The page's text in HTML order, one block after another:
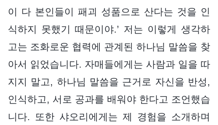
이 다 본인들이 패괴 성품으로 산다는 것을 인
식하지 못했기 때문이야.’ 저는 이렇게 생각하
고는 조화로운 협력에 관계된 하나님 말씀을 찾
아서 읽었습니다. 자매들에게는 사람과 일을 따
지지 말고, 하나님 말씀을 근거로 자신을 반성,
인식하고, 서로 공과를 배워야 한다고 조언했습
니다. 또한 샤오리에게는 제 경험을 소개하며